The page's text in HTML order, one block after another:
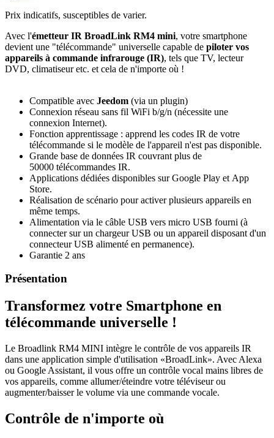
Prix indicatifs, susceptibles de varier.
Avec l'émetteur IR BroadLink RM4 mini, votre smartphone
devient une "télécommande" universelle capable de piloter vos
appareils à commande infrarouge (IR), tels que TV, lecteur
DVD, climatiseur etc. et cela de n'importe où !
Compatible avec Jeedom (via un plugin)
Connexion réseau sans fil WiFi b/g/n (nécessite une
connexion Internet).
Fonction apprentissage : apprend les codes IR de votre
télécommande si le modèle de l'appareil n'est pas disponible.
Grande base de données IR couvrant plus de
50000 télécommandes IR.
Applications dédiées disponibles sur Google Play et App
Store.
Réalisation de scénario pour activer plusieurs appareils en
même temps.
Alimentation via le câble USB vers micro USB fourni (à
connecter sur un chargeur USB ou un appareil disposant d'un
connecteur USB alimenté en permanence).
Garantie 2 ans
Présentation
Transformez votre Smartphone en
télécommande universelle !
Le Broadlink RM4 MINI intègre le contrôle de vos appareils IR
dans une application simple d'utilisation «BroadLink». Avec Alexa
ou Google Assistant, il vous offre un contrôle vocal mains libres de
vos appareils, comme allumer/éteindre votre téléviseur ou
augmenter/baisser le volume via une commande vocale.
Contrôle de n'importe où